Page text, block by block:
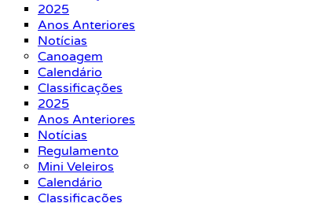
2025
Anos Anteriores
Notícias
Canoagem
Calendário
Classificações
2025
Anos Anteriores
Notícias
Regulamento
Mini Veleiros
Calendário
Classificações